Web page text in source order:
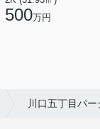
500万円
川口五丁目パ